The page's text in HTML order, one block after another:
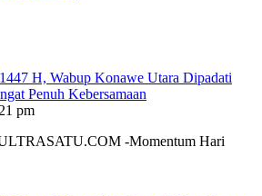
H, Wabup Konawe Utara Dipadati
Penuh Kebersamaan
pm
-Momentum Hari